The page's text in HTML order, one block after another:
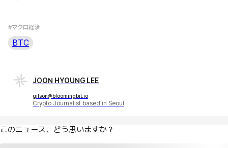
#マクロ経済
BTC
JOON HYOUNG LEE
gilson@bloomingbit.io
Crypto Journalist based in Seoul
このニュース、どう思いますか？